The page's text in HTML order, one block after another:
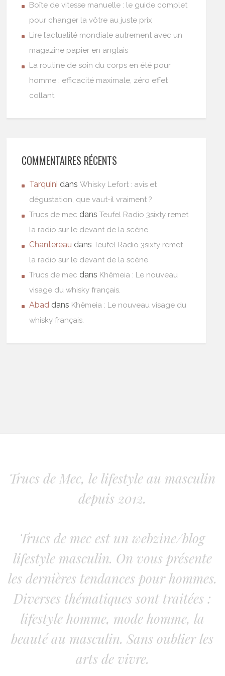
Boîte de vitesse manuelle : le guide complet
pour changer la vôtre au juste prix
Lire l’actualité mondiale autrement avec un
magazine papier en anglais
La routine de soin du corps en été pour
homme : efficacité maximale, zéro effet
collant
COMMENTAIRES RÉCENTS
Tarquini dansWhisky Lefort : avis et
dégustation, que vaut-il vraiment ?
Trucs de mec dansTeufel Radio 3sixty remet
la radio sur le devant de la scène
Chantereau dansTeufel Radio 3sixty remet
la radio sur le devant de la scène
Trucs de mec dans Khêmeia : Le nouveau
visage du whisky français.
Abad dans Khêmeia : Le nouveau visage du
whisky français.
Trucs de Mec, le lifestyle au masculin
depuis 2012.
Trucs de mec est un webzine/blog
lifestyle masculin. On vous présente
les dernières tendances pour hommes.
Diverses thématiques sont traitées :
lifestyle homme, mode homme, la
beauté au masculin. Sans oublier les
arts de vivre.